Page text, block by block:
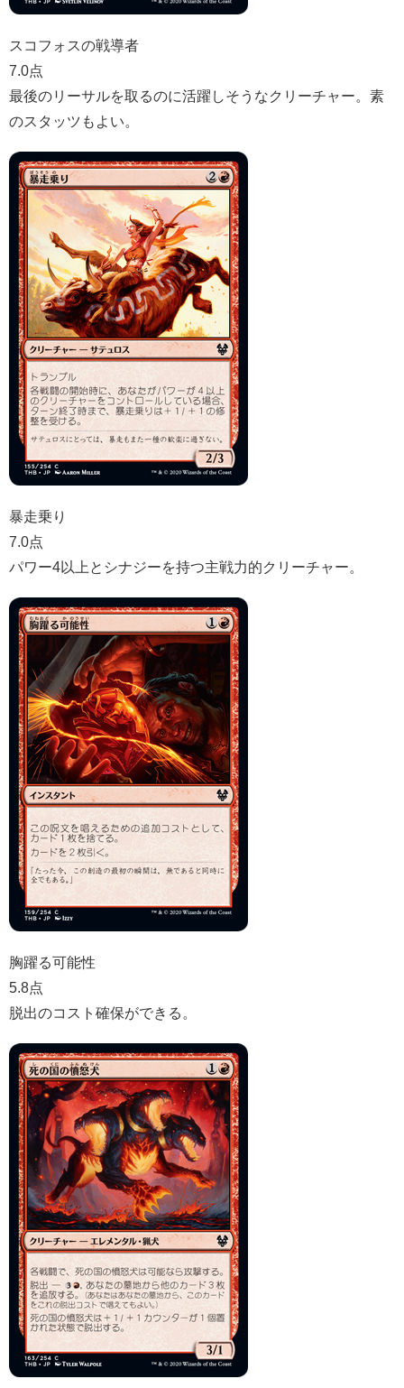
スコフォスの戦導者
7.0点
最後のリーサルを取るのに活躍しそうなクリーチャー。素
のスタッツもよい。
暴走乗り
7.0点
パワー4以上とシナジーを持つ主戦力的クリーチャー。
胸躍る可能性
5.8点
脱出のコスト確保ができる。